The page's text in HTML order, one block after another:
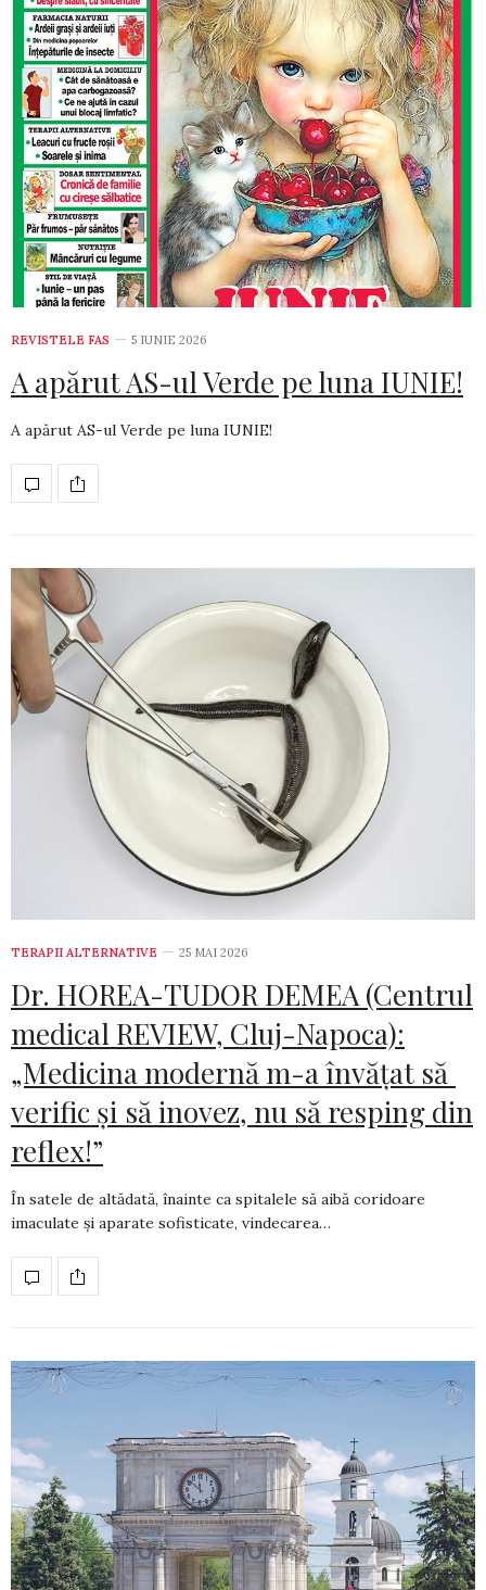
REVISTELE FAS 5 IUNIE 2026
A apărut AS-ul Verde pe luna IUNIE!
A apărut AS-ul Verde pe luna IUNIE!
TERAPII ALTERNATIVE 25 MAI 2026
Dr. HOREA-TUDOR DEMEA (Centrul
medical REVIEW, Cluj-Napoca):
„Medicina modernă m-a învățat să
verific și să inovez, nu să resping din
reflex!”
În satele de altădată, înainte ca spitalele să aibă coridoare
imaculate și aparate sofis­ti­cate, vindecarea…